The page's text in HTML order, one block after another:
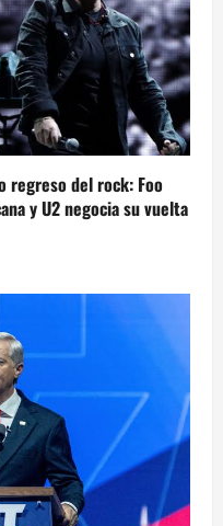
regreso del rock: Foo
y U2 negocia su vuelta